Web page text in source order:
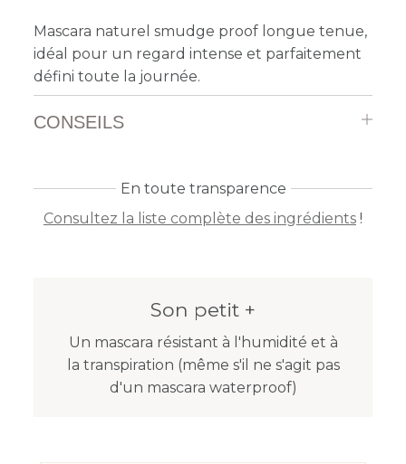
Mascara naturel smudge proof longue tenue,
idéal pour un regard intense et parfaitement
défini toute la journée.
CONSEILS
En toute transparence
Consultez la liste complète des ingrédients !
Son petit +
Un mascara résistant à l'humidité et à
la transpiration (même s'il ne s'agit pas
d'un mascara waterproof)